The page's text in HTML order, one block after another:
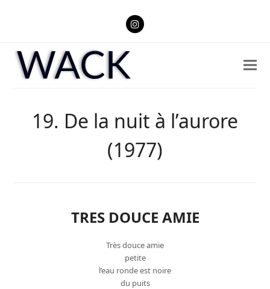
Instagram
19. De la nuit à l’aurore
(1977)
TRES DOUCE AMIE
Très douce amie
petite
l’eau ronde est noire
du puits